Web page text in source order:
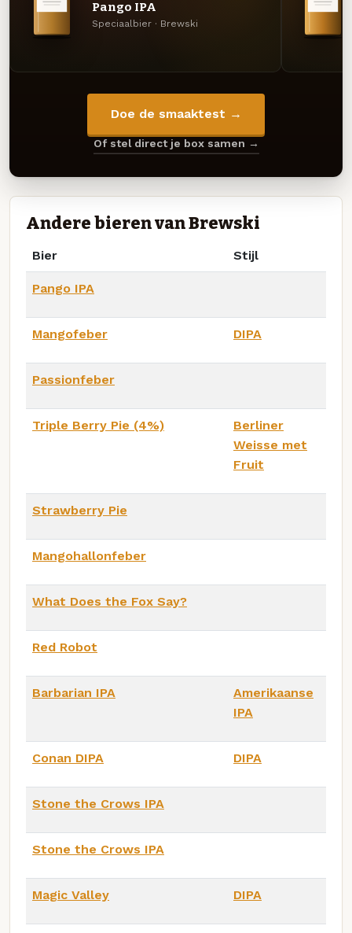
Pango IPA
Speciaalbier · Brewski
Doe de smaaktest →
Of stel direct je box samen →
Andere bieren van Brewski
Bier Stijl
Pango IPA
Mangofeber DIPA
Passionfeber
Triple Berry Pie (4%)
Berliner
Weisse met
Fruit
Strawberry Pie
Mangohallonfeber
What Does the Fox Say?
Red Robot
Barbarian IPA
Amerikaanse
IPA
Conan DIPA DIPA
Stone the Crows IPA
Stone the Crows IPA
Magic Valley DIPA